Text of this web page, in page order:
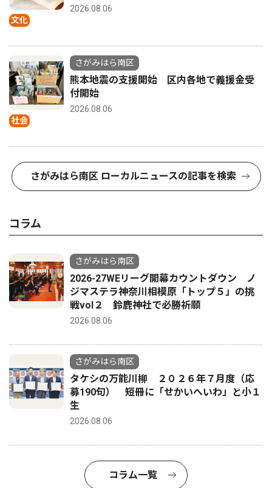
文化
2026.08.06
社会
さがみはら南区
熊本地震の支援開始 区内各地で義援金受
付開始
2026.08.06
さがみはら南区 ローカルニュースの記事を検索
コラム
さがみはら南区
2026-27WEリーグ開幕カウントダウン ノ
ジマステラ神奈川相模原「トップ５」の挑
戦vol２ 鈴鹿神社で必勝祈願
2026.08.06
さがみはら南区
タケシの万能川柳 ２０２６年７月度（応
募190句） 短冊に「せかいへいわ」と小１
生
2026.08.06
コラム一覧